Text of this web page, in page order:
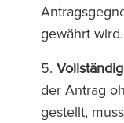
gewährt wird.
der Antrag
gestellt,